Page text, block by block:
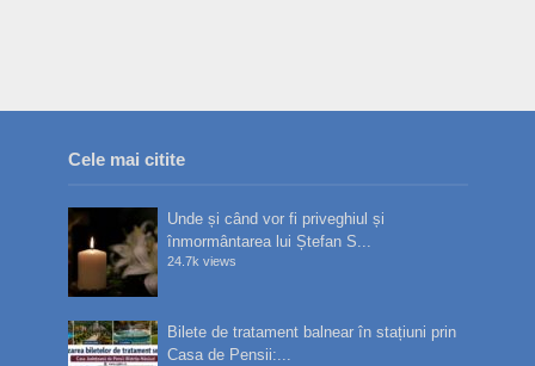
Cele mai citite
Unde și când vor fi priveghiul și
înmormântarea lui Ștefan S...
24.7k views
Bilete de tratament balnear în stațiuni prin
Casa de Pensii:...